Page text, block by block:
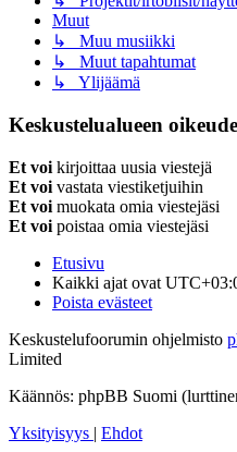
Muut
↳ Muu musiikki
↳ Muut tapahtumat
↳ Ylijäämä
Keskustelualueen
Et voi kirjoittaa uusia viestejä
Et voi vastata viestiketjuihin
Et voi muokata omia viestejäsi
Et voi poistaa omia viestejäsi
Etusivu
Kaikki ajat ovat
Poista evästeet
Keskustelufoorumin ohjelmisto
Limited
Käännös: phpBB Suomi
Yksityisyys | Ehdot